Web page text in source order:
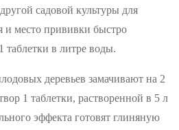
садовой культуры для
и место прививки быстро
таблетки в литре воды.
деревьев замачивают на 2
1 таблетки, растворенной в 5 л
эффекта готовят глиняную